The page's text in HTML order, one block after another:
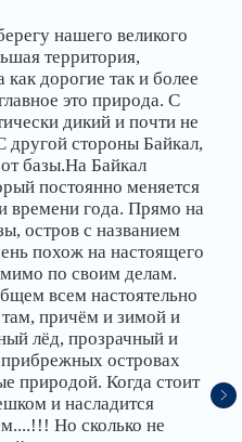
месте, номера
всё необходимое,
хорошие, а
про обслуживающий
очень внимательные,
по всем параметрам
супер, сервировка
очень комфортно!
прекрасно проведете
всё замечательно!